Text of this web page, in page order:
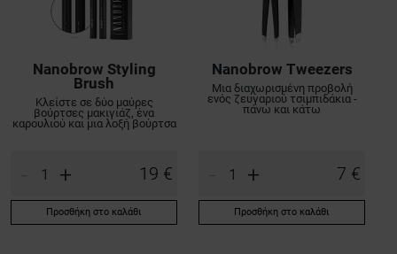
Nanobrow Styling
Brush
Κλείστε σε δύο μαύρες
βούρτσες μακιγιάζ, ένα
καρουλιού και μια λοξή βούρτσα
19 €
+
Προσθήκη στο καλάθι
Nanobrow Tweezers
Μια διαχωρισμένη προβολή
ενός ζευγαριού τσιμπιδάκια -
πάνω και κάτω
7 €
+
Προσθήκη στο καλάθι